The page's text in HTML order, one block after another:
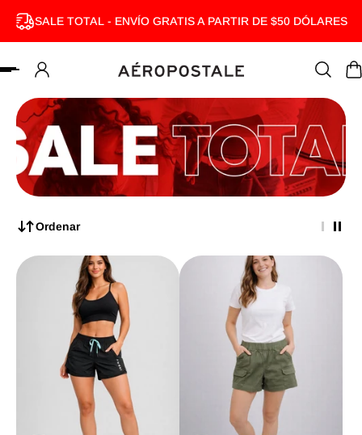
AL CONTENIDO
SALE TOTAL - ENVÍO GRATIS A PARTIR DE $50 DÓLARES
Ordenar